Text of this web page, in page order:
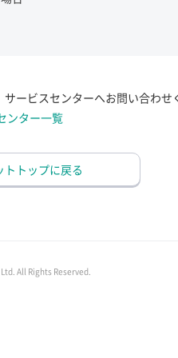
ービスセンターへお問い合わせ
ンター一覧
トップに戻る
All Rights Reserved.